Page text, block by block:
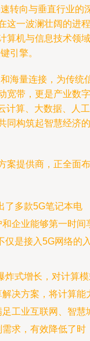
转向与垂直行业的
这一波澜壮阔的进程
算机与信息技术领域
引擎。
海量连接，为传统
宽带，更是产业数字
计算、大数据、人工
同构筑起智慧经济的
案提供商，正全面布
了多款5G笔记本电
企业能够第一时间
仅是接入5G网络的
炸式增长，对计算
决方案，将计算能
工业互联网、智慧
求，有效降低了时